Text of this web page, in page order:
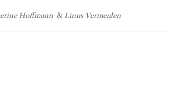
Hoffmann Linus Vermeulen